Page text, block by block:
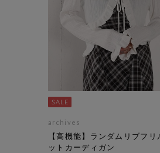
archives
【高機能】ランダムリブフリ
ットカーディガン